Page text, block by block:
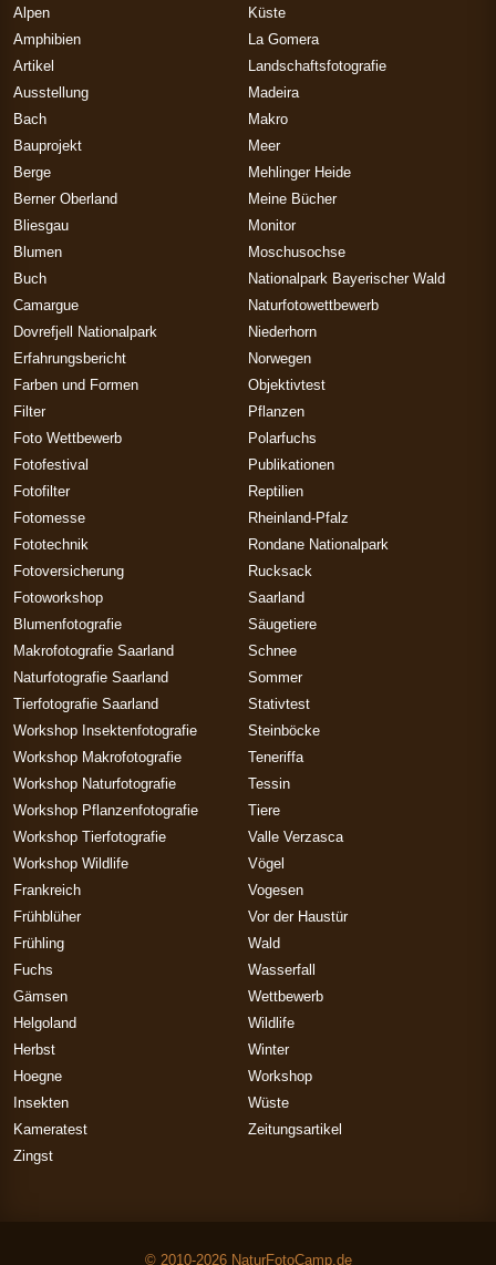
Alpen
Amphibien
Artikel
Ausstellung
Bach
Bauprojekt
Berge
Berner Oberland
Bliesgau
Blumen
Buch
Camargue
Dovrefjell Nationalpark
Erfahrungsbericht
Farben und Formen
Filter
Foto Wettbewerb
Fotofestival
Fotofilter
Fotomesse
Fototechnik
Fotoversicherung
Fotoworkshop
Blumenfotografie
Makrofotografie Saarland
Naturfotografie Saarland
Tierfotografie Saarland
Workshop Insektenfotografie
Workshop Makrofotografie
Workshop Naturfotografie
Workshop Pflanzenfotografie
Workshop Tierfotografie
Workshop Wildlife
Frankreich
Frühblüher
Frühling
Fuchs
Gämsen
Helgoland
Herbst
Hoegne
Insekten
Kameratest
Küste
La Gomera
Landschaftsfotografie
Madeira
Makro
Meer
Mehlinger Heide
Meine Bücher
Monitor
Moschusochse
Nationalpark Bayerischer Wald
Naturfotowettbewerb
Niederhorn
Norwegen
Objektivtest
Pflanzen
Polarfuchs
Publikationen
Reptilien
Rheinland-Pfalz
Rondane Nationalpark
Rucksack
Saarland
Säugetiere
Schnee
Sommer
Stativtest
Steinböcke
Teneriffa
Tessin
Tiere
Valle Verzasca
Vögel
Vogesen
Vor der Haustür
Wald
Wasserfall
Wettbewerb
Wildlife
Winter
Workshop
Wüste
Zeitungsartikel
Zingst
© 2010-2026 NaturFotoCamp.de